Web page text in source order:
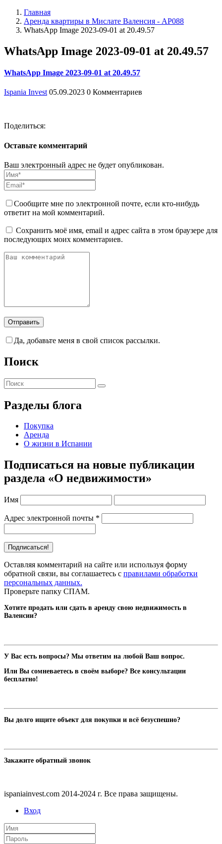
Главная
Аренда квартиры в Мислате Валенсия - АР088
WhatsApp Image 2023-09-01 at 20.49.57
WhatsApp Image 2023-09-01 at 20.49.57
WhatsApp Image 2023-09-01 at 20.49.57
Ispania Invest 05.09.2023 0 Комментариев
Поделиться:
Оставьте комментарий
Ваш электронный адрес не будет опубликован.
Сообщите мне по электронной почте, если кто-нибудь
ответит на мой комментарий.
Сохранить моё имя, email и адрес сайта в этом браузере для
последующих моих комментариев.
Да, добавьте меня в свой список рассылки.
Поиск
Разделы блога
Покупка
Аренда
О жизни в Испании
Подписаться на новые публикации
раздела «О недвижимости»
Имя
Адрес электронной почты *
Оставляя комментарий на сайте или используя форму
обратной связи, вы соглашаетесь с правилами обработки
персональных данных.
Проверьте папку СПАМ.
Хотите продать или сдать в аренду свою недвижимость в
Валенсии?
У Вас есть вопросы? Мы ответим на любой Ваш вопрос.
Или Вы сомневаетесь в своём выборе? Все консультации
бесплатно!
Вы долго ищите объект для покупки и всё безуспешно?
Закажите обратный звонок
ispaniainvest.com 2014-2024 г. Все права защищены.
Вход